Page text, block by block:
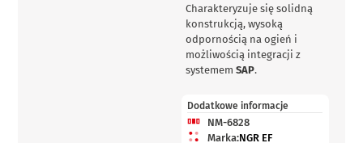
Charakteryzuje się solidną
konstrukcją, wysoką
odpornością na ogień i
możliwością integracji z
systememSAP.
Dodatkowe informacje
NM-6828
Marka:NGR EF